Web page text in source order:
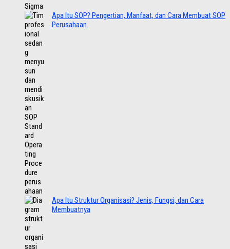
Apa Itu SOP? Pengertian, Manfaat, dan Cara Membuat SOP
Perusahaan
Apa Itu Struktur Organisasi? Jenis, Fungsi, dan Cara
Membuatnya